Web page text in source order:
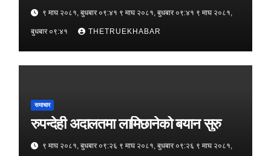
९ माघ २०८१, बुधबार ०९:४१ ९ माघ २०८१, बुधबार ०९:४१ ९ माघ २०८१,
बुधबार ०९:४१ THETRUEKHABAR
समाचार
रुपन्देही अदालतमा लामिछानेको बयान सुरु
९ माघ २०८१, बुधबार ०९:२६ ९ माघ २०८१, बुधबार ०९:२६ ९ माघ २०८१,